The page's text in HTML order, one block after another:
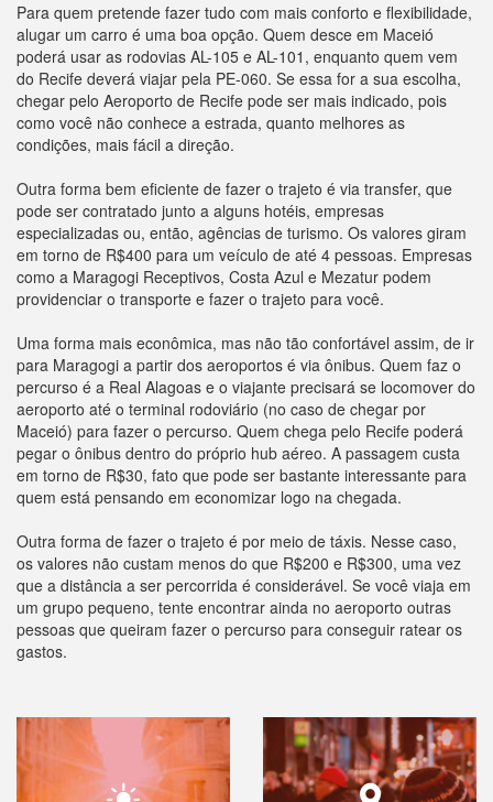
Para quem pretende fazer tudo com mais conforto e flexibilidade,
alugar um carro é uma boa opção. Quem desce em Maceió
poderá usar as rodovias AL-105 e AL-101, enquanto quem vem
do Recife deverá viajar pela PE-060. Se essa for a sua escolha,
chegar pelo Aeroporto de Recife pode ser mais indicado, pois
como você não conhece a estrada, quanto melhores as
condições, mais fácil a direção.
Outra forma bem eficiente de fazer o trajeto é via transfer, que
pode ser contratado junto a alguns hotéis, empresas
especializadas ou, então, agências de turismo. Os valores giram
em torno de R$400 para um veículo de até 4 pessoas. Empresas
como a Maragogi Receptivos, Costa Azul e Mezatur podem
providenciar o transporte e fazer o trajeto para você.
Uma forma mais econômica, mas não tão confortável assim, de ir
para Maragogi a partir dos aeroportos é via ônibus. Quem faz o
percurso é a Real Alagoas e o viajante precisará se locomover do
aeroporto até o terminal rodoviário (no caso de chegar por
Maceió) para fazer o percurso. Quem chega pelo Recife poderá
pegar o ônibus dentro do próprio hub aéreo. A passagem custa
em torno de R$30, fato que pode ser bastante interessante para
quem está pensando em economizar logo na chegada.
Outra forma de fazer o trajeto é por meio de táxis. Nesse caso,
os valores não custam menos do que R$200 e R$300, uma vez
que a distância a ser percorrida é considerável. Se você viaja em
um grupo pequeno, tente encontrar ainda no aeroporto outras
pessoas que queiram fazer o percurso para conseguir ratear os
gastos.